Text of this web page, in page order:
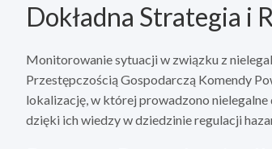
Dokładna Strategia i
Monitorowanie sytuacji w związku z
Przestępczością Gospodarczą Komendy
lokalizację, w której prowadzono
dzięki ich wiedzy w dziedzinie regulacji